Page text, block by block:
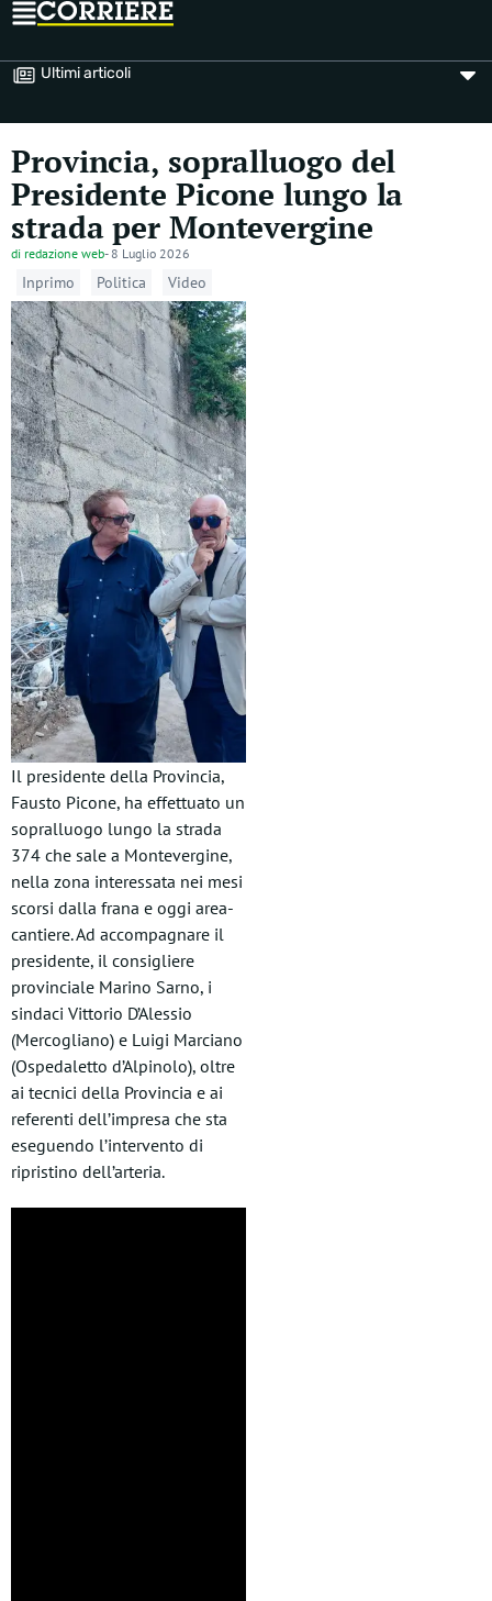
Ultimi articoli
Provincia, sopralluogo del
Presidente Picone lungo la
strada per Montevergine
di redazione web- 8 Luglio 2026
Inprimo Politica Video
Il presidente della Provincia,
Fausto Picone, ha effettuato un
sopralluogo lungo la strada
374 che sale a Montevergine,
nella zona interessata nei mesi
scorsi dalla frana e oggi area-
cantiere. Ad accompagnare il
presidente, il consigliere
provinciale Marino Sarno, i
sindaci Vittorio D’Alessio
(Mercogliano) e Luigi Marciano
(Ospedaletto d’Alpinolo), oltre
ai tecnici della Provincia e ai
referenti dell’impresa che sta
eseguendo l’intervento di
ripristino dell’arteria.